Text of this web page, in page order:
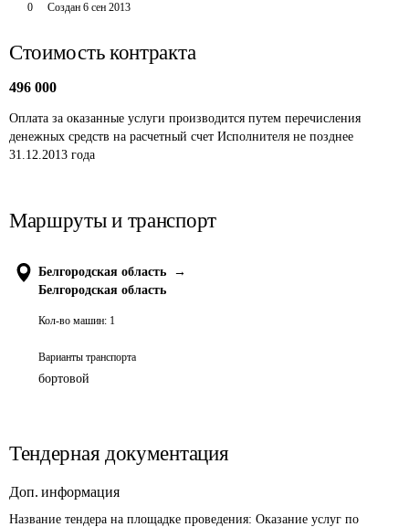
0 Создан 6 сен 2013
Стоимость контракта
496 000
Оплата за оказанные услуги производится путем перечисления
денежных средств на расчетный счет Исполнителя не позднее
31.12.2013 года
Маршруты и транспорт
Белгородская область
→
Белгородская область
Кол-во машин: 1
Варианты транспорта
бортовой
Тендерная документация
Доп. информация
Название тендера на площадке проведения: Оказание услуг по